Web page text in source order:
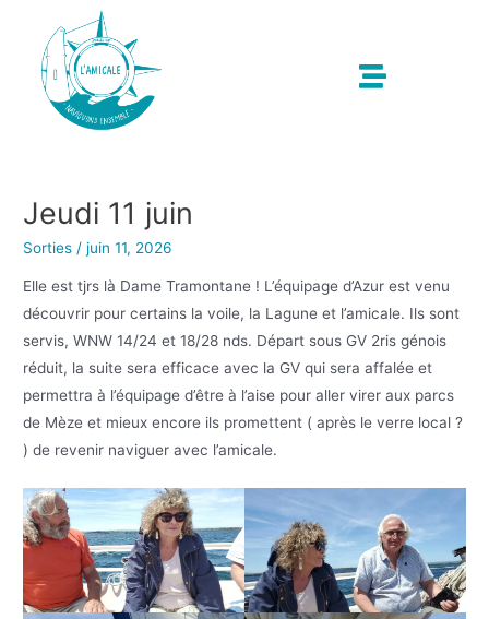
Jeudi 11 juin
Sorties /juin 11, 2026
Elle est tjrs là Dame Tramontane ! L’équipage d’Azur est venu
découvrir pour certains la voile, la Lagune et l’amicale. Ils sont
servis, WNW 14/24 et 18/28 nds. Départ sous GV 2ris génois
réduit, la suite sera efficace avec la GV qui sera affalée et
permettra à l’équipage d’être à l’aise pour aller virer aux parcs
de Mèze et mieux encore ils promettent ( après le verre local ?
) de revenir naviguer avec l’amicale.